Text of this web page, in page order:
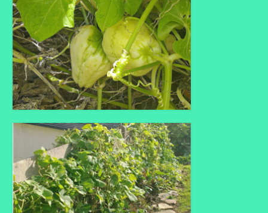
Desserts
Boissons
Autres
Infos pratiques
Règlement Intérieur – Statuts et cotisation JPL
Où trouver le local de JPL ?
Qui sommes-nous ?
Annonces